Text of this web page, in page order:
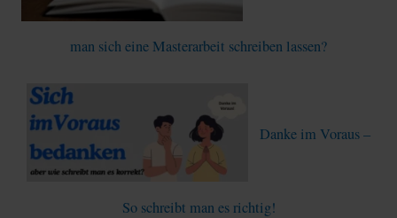
man sich eine Masterarbeit schreiben lassen?
Danke im Voraus –
So schreibt man es richtig!